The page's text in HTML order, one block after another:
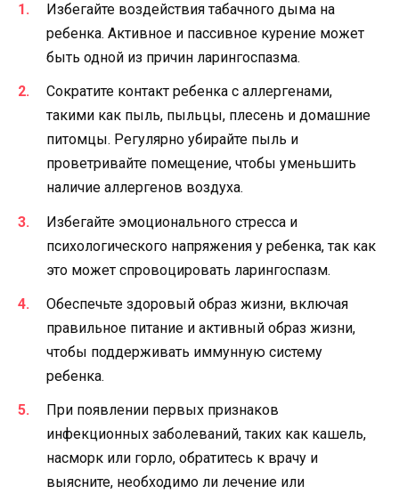
Избегайте воздействия табачного дыма на
ребенка. Активное и пассивное курение может
быть одной из причин ларингоспазма.
Сократите контакт ребенка с аллергенами,
такими как пыль, пыльцы, плесень и домашние
питомцы. Регулярно убирайте пыль и
проветривайте помещение, чтобы уменьшить
наличие аллергенов воздуха.
Избегайте эмоционального стресса и
психологического напряжения у ребенка, так как
это может спровоцировать ларингоспазм.
Обеспечьте здоровый образ жизни, включая
правильное питание и активный образ жизни,
чтобы поддерживать иммунную систему
ребенка.
При появлении первых признаков
инфекционных заболеваний, таких как кашель,
насморк или горло, обратитесь к врачу и
выясните, необходимо ли лечение или